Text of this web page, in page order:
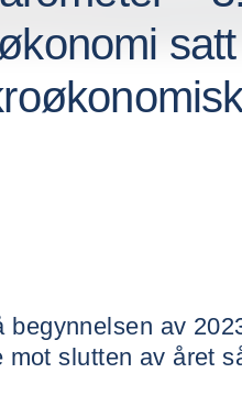
begynnelsen av
slutten av året